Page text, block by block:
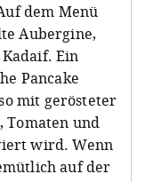
dem Menü
Aubergine,
Ein
Pancake
mit gerösteter
Tomaten und
wird. Wenn
auf der